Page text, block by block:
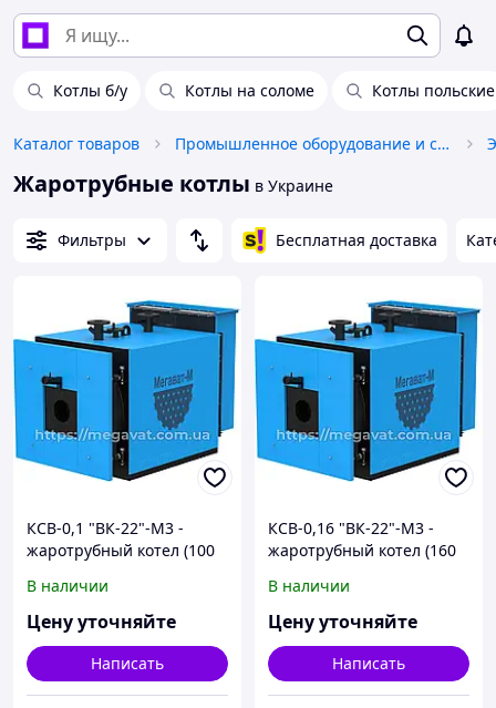
Котлы б/у Котлы на соломе Котлы польские
Каталог товаров Промышленное оборудование и станки
Жаротрубные котлы в Украине
Фильтры Бесплатная доставка
КСВ-0,1 "ВК-22"-М3 -
жаротрубный котел (100
В наличии
Цену уточняйте
Написать
КСВ-0,16 "ВК-22"-М3 -
жаротрубный котел (160
В наличии
Цену уточняйте
Написать